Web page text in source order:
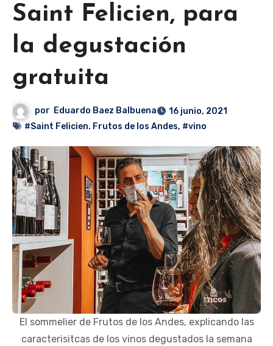
Saint Felicien, para
la degustación
gratuita
por Eduardo Baez Balbuena
16 junio, 2021
#Saint Felicien. Frutos de los Andes, #vino
El sommelier de Frutos de los Andes, explicando las
caracterisitcas de los vinos degustados la semana